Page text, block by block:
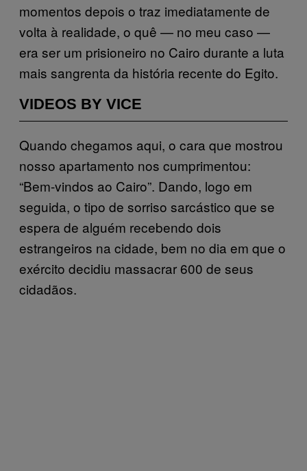
momentos depois o traz imediatamente de
volta à realidade, o quê — no meu caso —
era ser um prisioneiro no Cairo durante a luta
mais sangrenta da história recente do Egito.
VIDEOS BY VICE
Quando chegamos aqui, o cara que mostrou
nosso apartamento nos cumprimentou:
“Bem-vindos ao Cairo”. Dando, logo em
seguida, o tipo de sorriso sarcástico que se
espera de alguém recebendo dois
estrangeiros na cidade, bem no dia em que o
exército decidiu massacrar 600 de seus
cidadãos.